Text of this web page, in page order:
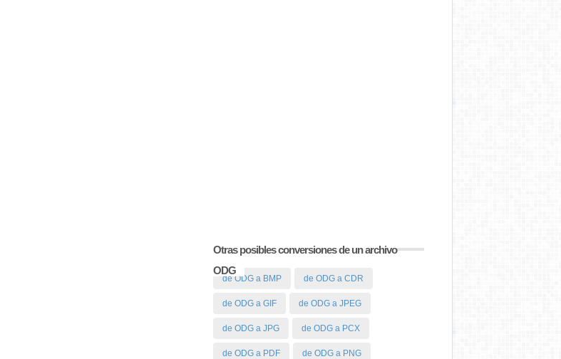
Otras posibles conversiones de un archivo
ODG
de ODG a BMP de ODG a CDR
de ODG a GIF de ODG a JPEG
de ODG a JPG de ODG a PCX
de ODG a PDF de ODG a PNG